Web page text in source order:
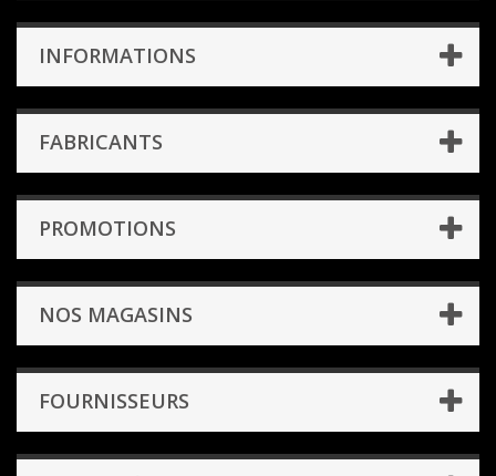
INFORMATIONS
FABRICANTS
PROMOTIONS
NOS MAGASINS
FOURNISSEURS